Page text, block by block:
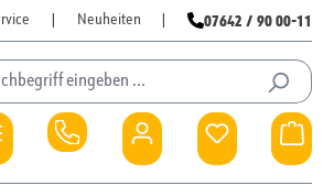
Neuheiten 07642 / 90 00-11
Du hast 0